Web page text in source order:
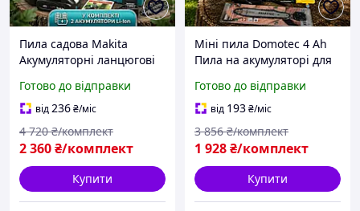
Пила садова Makita
Акумуляторні ланцюгові
гілок) Ланцюгова міні-
пила для дому (Надійна
пила для дому)
Готово до відправки
від236₴/міс
2 360₴/комплект
4 720 ₴/комплект
Купити
Міні пила Domotec 4 Аh
Пила на акумуляторі для
пила для обрізання
дерев) Міні електропила
акумуляторна
Готово до відправки
від 193₴/міс
1 928₴/комплект
3 856 ₴/комплект
Купити